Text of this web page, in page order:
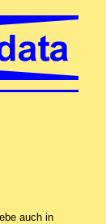
per
auch in